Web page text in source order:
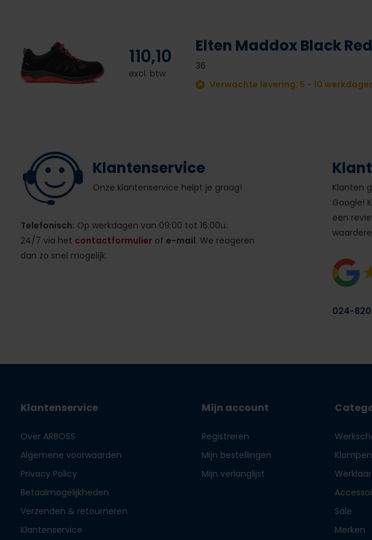
110,10
excl. btw
Elten Maddox Black
36
Verwachte levering: 5 - 10
Klantenservice
Onze klantenservice helpt je graag!
Telefonisch: Op werkdagen van 09:00 tot 16:00u.
24/7 via het contactformulierof e-mail. We reageren
dan zo snel mogelijk.
Klanten
Google!
een
024-
Klantenservice
Over ARBOSS
Algemene voorwaarden
Privacy Policy
Betaalmogelijkheden
Verzenden & retourneren
Klantenservice
Mijn account
Registreren
Mijn bestellingen
Mijn verlanglijst
Klompen
Sale
Merken